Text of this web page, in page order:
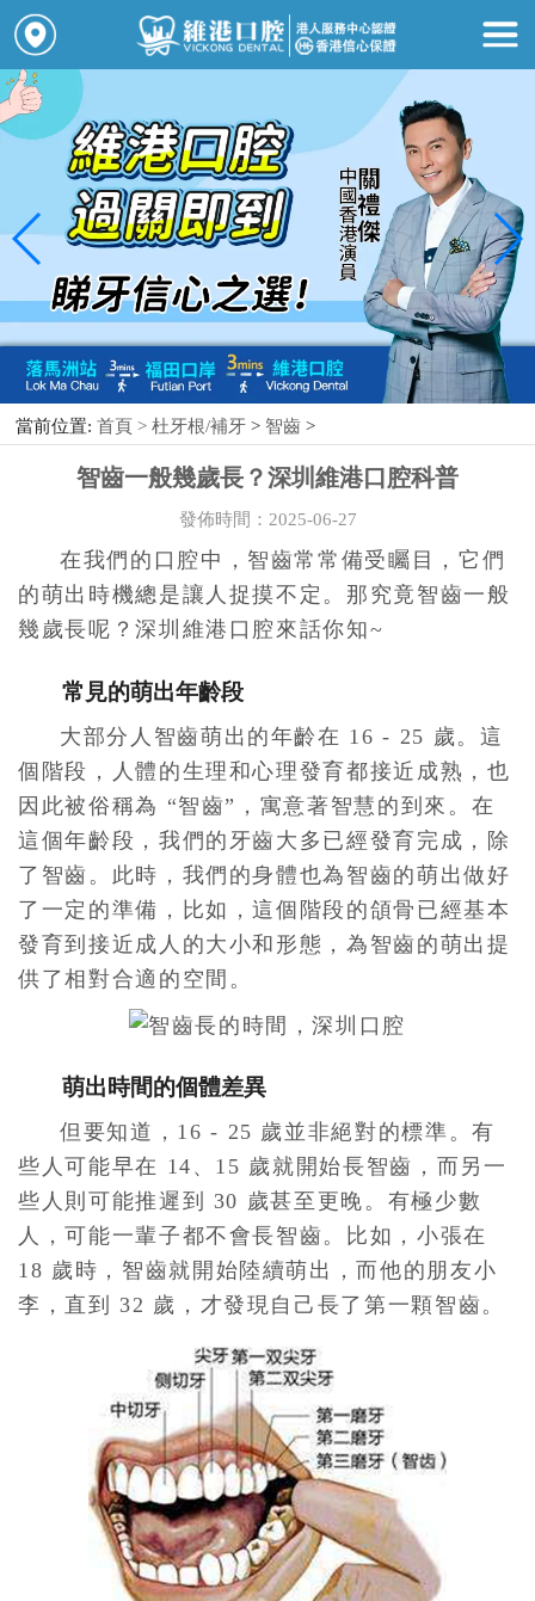
當前位置: 首頁 >杜牙根/補牙 > 智齒 >
智齒一般幾歲長？深圳維港口腔科普
發佈時間：2025-06-27
在我們的口腔中，智齒常常備受矚目，它們
的萌出時機總是讓人捉摸不定。那究竟智齒一般
幾歲長呢？深圳維港口腔來話你知~
常見的萌出年齡段
大部分人智齒萌出的年齡在 16 - 25 歲。這
個階段，人體的生理和心理發育都接近成熟，也
因此被俗稱為 “智齒”，寓意著智慧的到來。在
這個年齡段，我們的牙齒大多已經發育完成，除
了智齒。此時，我們的身體也為智齒的萌出做好
了一定的準備，比如，這個階段的頜骨已經基本
發育到接近成人的大小和形態，為智齒的萌出提
供了相對合適的空間。
萌出時間的個體差異
但要知道，16 - 25 歲並非絕對的標準。有
些人可能早在 14、15 歲就開始長智齒，而另一
些人則可能推遲到 30 歲甚至更晚。有極少數
人，可能一輩子都不會長智齒。比如，小張在
18 歲時，智齒就開始陸續萌出，而他的朋友小
李，直到 32 歲，才發現自己長了第一顆智齒。